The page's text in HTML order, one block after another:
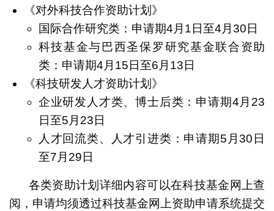
《对外科技合作资助计划》
国际合作研究类：申请期4月1日至4月30日
科技基金与巴西圣保罗研究基金联合资助
类：申请期4月15日至6月13日
《科技研发人才资助计划》
企业研发人才类、博士后类：申请期4月23
日至5月23日
人才回流类、人才引进类：申请期5月30日
至7月29日
各类资助计划详细内容可以在科技基金网上查
阅，申请均须透过科技基金网上资助申请系统提交